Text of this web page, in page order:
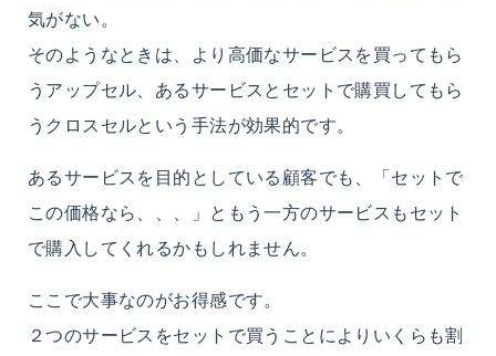
気がない。
そのようなときは、より高価なサービスを買ってもら
うアップセル、あるサービスとセットで購買してもら
うクロスセルという手法が効果的です。
あるサービスを目的としている顧客でも、「セットで
この価格なら、、、」ともう一方のサービスもセット
で購入してくれるかもしれません。
ここで大事なのがお得感です。
２つのサービスをセットで買うことによりいくらも割